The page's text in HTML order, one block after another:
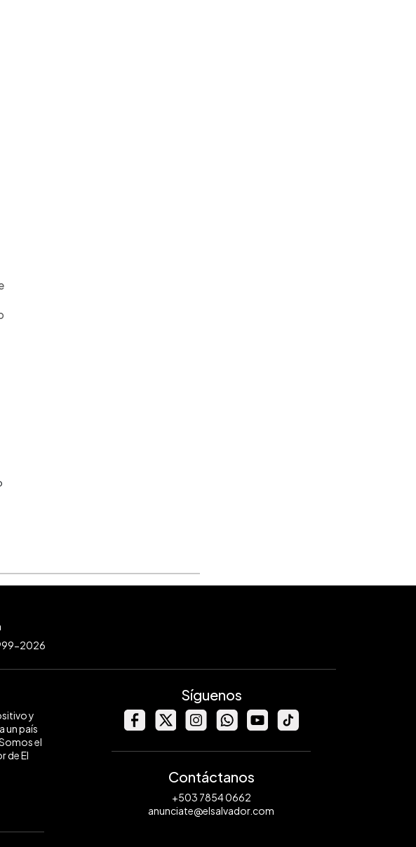
2026
y
un país
el
de El
Síguenos
Contáctanos
+503 7854 0662
anunciate@elsalvador.com